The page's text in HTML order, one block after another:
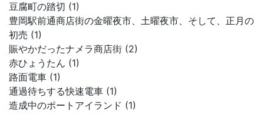
豆腐町の踏切 (1)
豊岡駅前通商店街の金曜夜市、土曜夜市、そして、正月の
初売 (1)
賑やかだったナメラ商店街 (2)
赤ひょうたん (1)
路面電車 (1)
通過待ちする快速電車 (1)
造成中のポートアイランド (1)